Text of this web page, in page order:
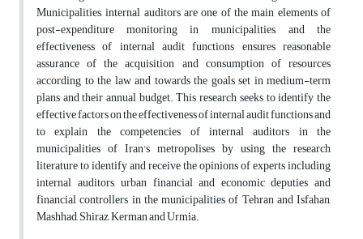
Municipalities, internal auditors are one of the main elements of
post-expenditure monitoring in municipalities, and the
effectiveness of internal audit functions ensures reasonable
assurance of the acquisition and consumption of resources
according to the law and towards the goals set in medium-term
plans and their annual budget. This research seeks to identify the
effective factors on the effectiveness of internal audit functions and
to explain the competencies of internal auditors in the
municipalities of Iran's metropolises by using the research
literature to identify and receive the opinions of experts including
internal auditors, urban financial and economic deputies and
financial controllers in the municipalities of Tehran and Isfahan,
Mashhad, Shiraz, Kerman and Urmia.